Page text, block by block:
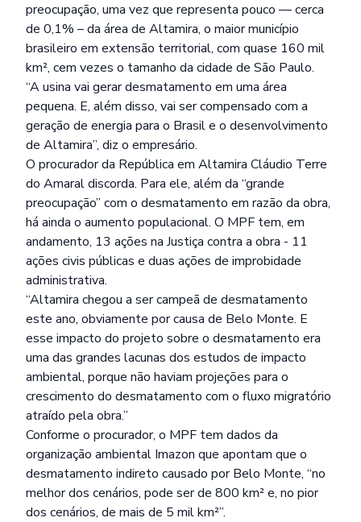
preocupação, uma vez que representa pouco –– cerca
de 0,1% – da área de Altamira, o maior município
brasileiro em extensão territorial, com quase 160 mil
km², cem vezes o tamanho da cidade de São Paulo.
“A usina vai gerar desmatamento em uma área
pequena. E, além disso, vai ser compensado com a
geração de energia para o Brasil e o desenvolvimento
de Altamira”, diz o empresário.
O procurador da República em Altamira Cláudio Terre
do Amaral discorda. Para ele, além da “grande
preocupação” com o desmatamento em razão da obra,
há ainda o aumento populacional. O MPF tem, em
andamento, 13 ações na Justiça contra a obra - 11
ações civis públicas e duas ações de improbidade
administrativa.
“Altamira chegou a ser campeã de desmatamento
este ano, obviamente por causa de Belo Monte. E
esse impacto do projeto sobre o desmatamento era
uma das grandes lacunas dos estudos de impacto
ambiental, porque não haviam projeções para o
crescimento do desmatamento com o fluxo migratório
atraído pela obra.”
Conforme o procurador, o MPF tem dados da
organização ambiental Imazon que apontam que o
desmatamento indireto causado por Belo Monte, “no
melhor dos cenários, pode ser de 800 km² e, no pior
dos cenários, de mais de 5 mil km²”.